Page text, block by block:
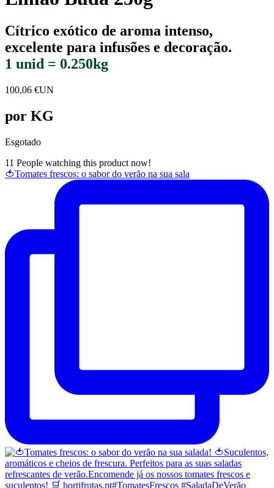
Cítrico exótico de aroma intenso,
excelente para infusões e decoração.
1 unid = 0.250kg
100,06 €UN
por KG
Esgotado
11 People watching this product now!
🍅Tomates frescos: o sabor do verão na sua sala